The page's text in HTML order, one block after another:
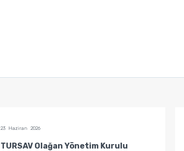
23 Haziran 2026
TURSAV Olağan Yönetim Kurulu